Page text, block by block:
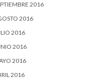
2016
2016
2016
2016
2016
2016